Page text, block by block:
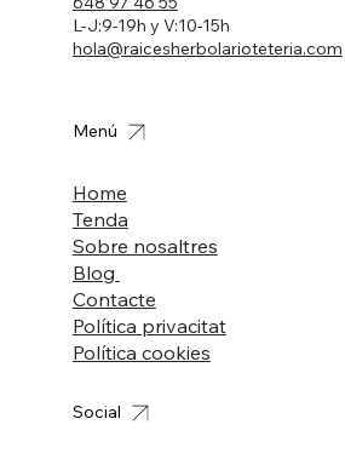
L-J:9-19h y V:10-15h
hola@raicesherbolarioteteria.com
Home
Tenda
Sobre nosaltres
Blog
Contacte
Política privacitat
Política cookies
Menú
Social